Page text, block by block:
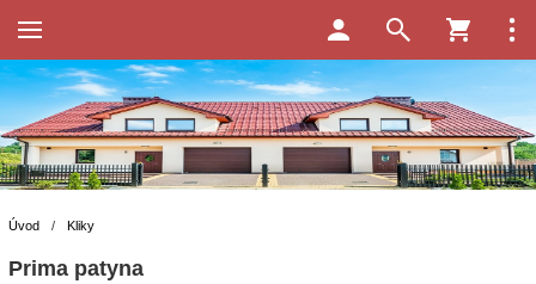
Úvod / Kliky
Prima patyna